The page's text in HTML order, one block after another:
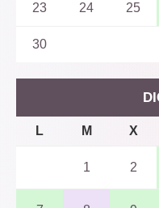
23 24 25
30
L M X
1 2